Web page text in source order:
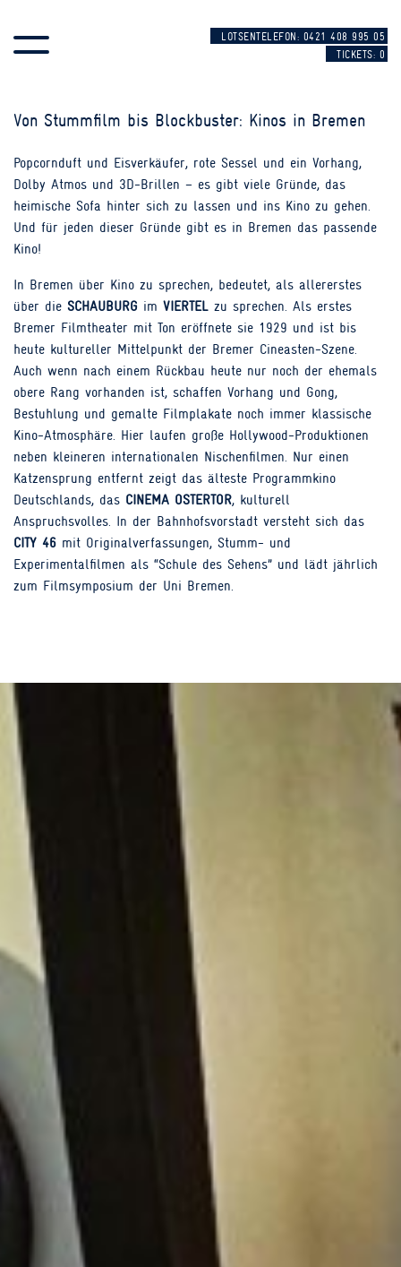
LOTSENTELEFON: 0421 408 995 05
TICKETS: 0
Von Stummfilm bis Blockbuster: Kinos in Bremen
Popcornduft und Eisverkäufer, rote Sessel und ein Vorhang,
Dolby Atmos und 3D-Brillen – es gibt viele Gründe, das
heimische Sofa hinter sich zu lassen und ins Kino zu gehen.
Und für jeden dieser Gründe gibt es in Bremen das passende
Kino!
In Bremen über Kino zu sprechen, bedeutet, als allererstes
über die SCHAUBURG im VIERTEL zu sprechen. Als erstes
Bremer Filmtheater mit Ton eröffnete sie 1929 und ist bis
heute kultureller Mittelpunkt der Bremer Cineasten-Szene.
Auch wenn nach einem Rückbau heute nur noch der ehemals
obere Rang vorhanden ist, schaffen Vorhang und Gong,
Bestuhlung und gemalte Filmplakate noch immer klassische
Kino-Atmosphäre. Hier laufen große Hollywood-Produktionen
neben kleineren internationalen Nischenfilmen. Nur einen
Katzensprung entfernt zeigt das älteste Programmkino
Deutschlands, das CINEMA OSTERTOR, kulturell
Anspruchsvolles. In der Bahnhofsvorstadt versteht sich das
CITY 46 mit Originalverfassungen, Stumm- und
Experimentalfilmen als “Schule des Sehens” und lädt jährlich
zum Filmsymposium der Uni Bremen.